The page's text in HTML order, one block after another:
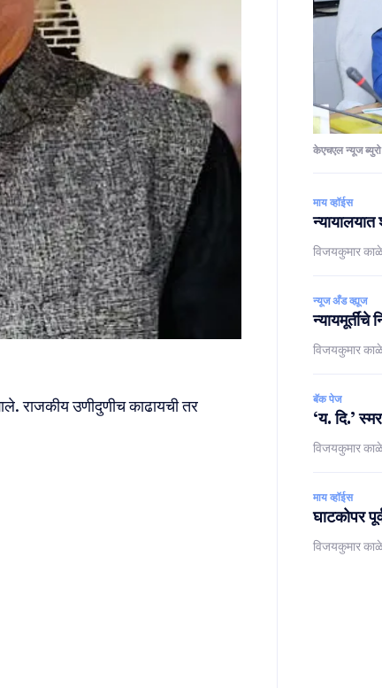
राजकीय उणीदुणीच काढायची तर
केएचएल न्यूज ब्युरो
माय व्हॉईस
विजयकुमार काळे
न्यूज अँड व्ह्यूज
न्यायमूर्तींचे
विजयकुमार काळे
बॅक पेज
‘य. दि.’
विजयकुमार काळे
माय व्हॉईस
घाटकोपर
विजयकुमार काळे